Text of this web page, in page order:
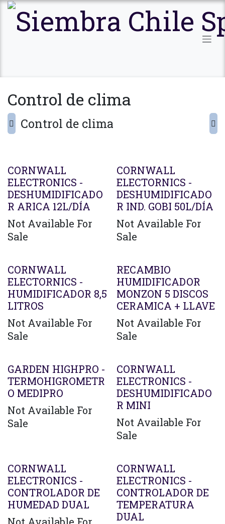
Ir al contenido
Control de clima
Control de clima
CORNWALL
ELECTRONICS -
DESHUMIDIFICADO
R ARICA 12L/DÍA
Not Available For
Sale
CORNWALL
ELECTORNICS -
DESHUMIDIFICADO
R IND. GOBI 50L/DÍA
Not Available For
Sale
CORNWALL
ELECTORNICS -
HUMIDIFICADOR 8,5
LITROS
Not Available For
Sale
RECAMBIO
HUMIDIFICADOR
MONZON 5 DISCOS
CERAMICA + LLAVE
Not Available For
Sale
GARDEN HIGHPRO -
TERMOHIGROMETR
O MEDIPRO
Not Available For
Sale
CORNWALL
ELECTRONICS -
DESHUMIDIFICADO
R MINI
Not Available For
Sale
CORNWALL
ELECTRONICS -
CONTROLADOR DE
HUMEDAD DUAL
CORNWALL
ELECTRONICS -
CONTROLADOR DE
TEMPERATURA
DUAL